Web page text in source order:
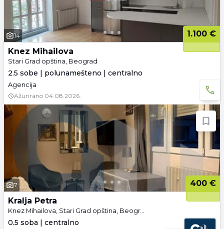
14
1.100 €
Knez Mihailova
Stari Grad opština, Beograd
2.5 sobe | polunamešteno | centralno
Agencija
Ažurirano 04.08.2026.
7
400 €
Kralja Petra
Knez Mihailova, Stari Grad opština, Beograd
0.5 soba | centralno